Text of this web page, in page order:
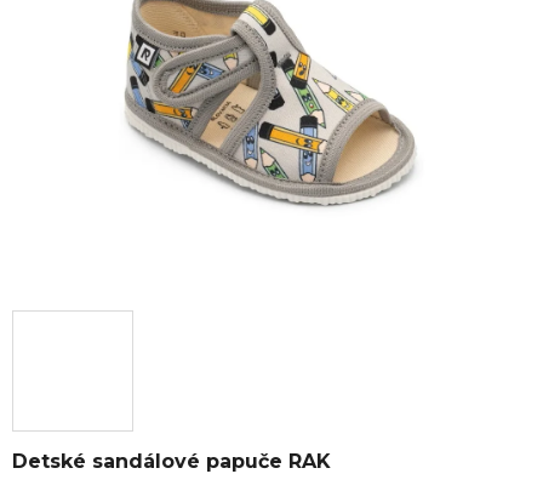
Detské sandálové papuče RAK